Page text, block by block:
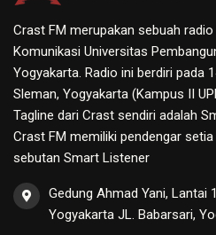
Crast FM merupakan sebuah
Komunikasi Universitas
Yogyakarta. Radio ini berdiri pada
Sleman, Yogyakarta (Kampus II
Tagline dari Crast sendiri adalah
Crast FM memiliki pendengar
sebutan Smart Listener
Gedung Ahmad Yani, Lantai
Yogyakarta JL. Babarsari,